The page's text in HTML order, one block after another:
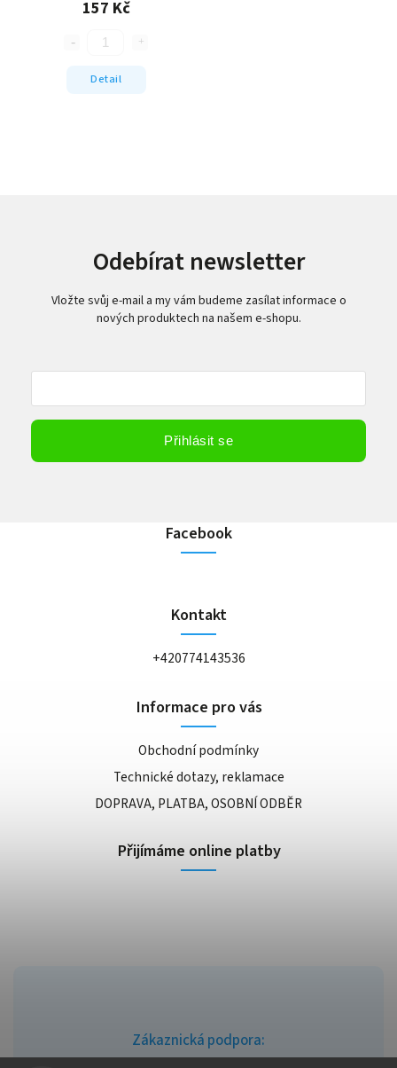
157 Kč
Detail
Odebírat newsletter
Vložte svůj e-mail a my vám budeme zasílat informace o
nových produktech na našem e-shopu.
Přihlásit se
Zákaznická podpora:
Facebook
Kontakt
+420774143536
Informace pro vás
Obchodní podmínky
Technické dotazy, reklamace
DOPRAVA, PLATBA, OSOBNÍ ODBĚR
Přijímáme online platby